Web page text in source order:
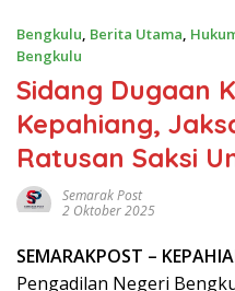
Bengkulu, Berita Utama,
Bengkulu
Sidang Dugaan
Kepahiang,
Ratusan Saksi
Semarak Post
2 Oktober 2025
SEMARAKPOST –
Pengadilan Negeri